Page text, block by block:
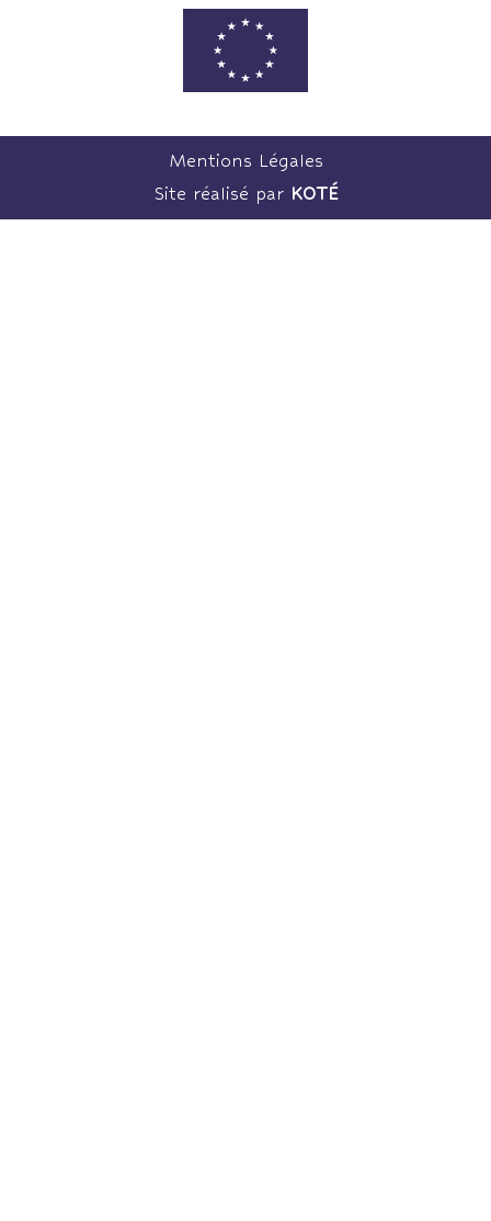
Mentions Légales
Site réalisé par KOTÉ